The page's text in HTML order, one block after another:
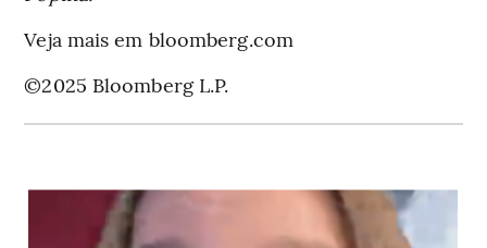
Veja mais em bloomberg.com
©2025 Bloomberg L.P.